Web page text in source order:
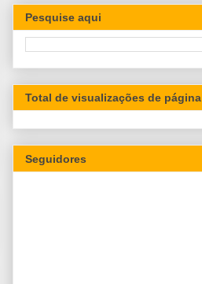
Pesquise aqui
Total de visualizações de página
Seguidores